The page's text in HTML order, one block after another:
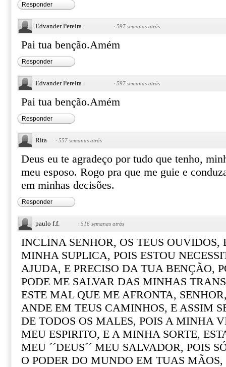
Responder
Edvander Pereira · 597 semanas atrás
Pai tua benção.Amém
Responder
Edvander Pereira · 597 semanas atrás
Pai tua benção.Amém
Responder
Rita · 557 semanas atrás
Deus eu te agradeço por tudo que tenho,
meu esposo. Rogo pra que me guie e
em minhas decisões.
Responder
paulo f.f. · 516 semanas atrás
INCLINA SENHOR, OS TEUS OUVIDOS,
MINHA SUPLICA, POIS ESTOU
AJUDA, E PRECISO DA TUA BENÇÃO,
PODE ME SALVAR DAS MINHAS
ESTE MAL QUE ME AFRONTA,
ANDE EM TEUS CAMINHOS, E ASSIM
DE TODOS OS MALES, POIS A MINHA
MEU ESPIRITO, E A MINHA SORTE,
MEU ´´DEUS´´ MEU SALVADOR, POIS
O PODER DO MUNDO EM TUAS